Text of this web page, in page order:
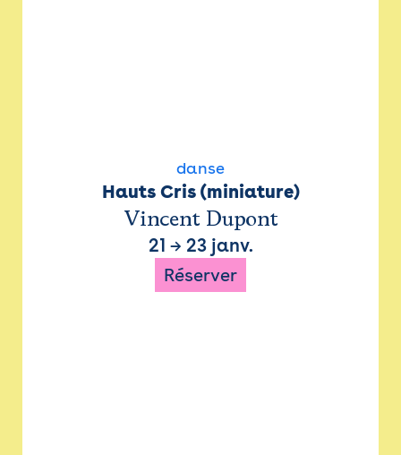
danse
Hauts Cris (miniature)
Vincent Dupont
21 → 23 janv.
Réserver